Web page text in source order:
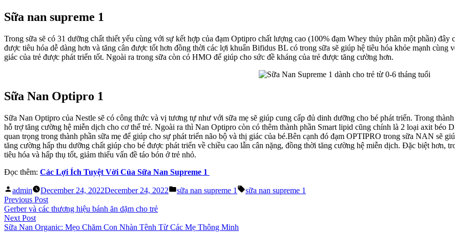
cho
trẻ
sơ
Sữa nan supreme 1
Trong sữa sẽ có 31 dưỡng chất thiết yếu cùng với sự kết hợp của đạm Optipro chất lượng cao (100% đạm Whey thủy phân một phần)
được tiêu hóa dễ dàng hơn và tăng cân được tốt hơn đồng thời các lợi khuẩn Bifidus BL có trong sữa sẽ giúp hệ tiêu hóa khỏe mạnh
giác của trẻ được phát triển tốt. Ngoài ra trong sữa còn có HMO để giúp cho sức đề kháng của trẻ được tăng cường hơn.
Sữa Nan Optipro 1
Sữa Nan Optipro của Nestle sẽ có công thức và vị tương tự như với sữa mẹ sẽ giúp cung cấp đủ dinh dưỡng cho bé phát triển. Trong
hỗ trợ tăng cường hệ miễn dịch cho cơ thể trẻ. Ngoài ra thì Nan Optipro còn có thêm thành phần Smart lipid cũng chính là 2 loại axit
quan trọng trong thành phần sữa mẹ để giúp cho sự phát triển não bộ và thị giác của bé.Bên cạnh đó đạm OPTIPRO trong sữa NAN sẽ
tăng cường hấp thu dưỡng chất giúp cho bé được phát triển về chiều cao lẫn cân nặng, đồng thời tăng cường hệ miễn dịch. Đặc biệt hơn,
tiêu hóa và hấp thụ tốt, giảm thiểu vấn đề táo bón ở trẻ nhỏ.
Đọc thêm: Các Lợi Ích Tuyệt Vời Của Sữa Nan Supreme 1
Posted
by
admin December 24, 2022December 24, 2022
Posted
sữa nan supreme 1 Tags:
sữa nan supreme 1
Post
navigation
Previous PostPrevious
post:
Gerber và các thương hiệu bánh ăn dặm cho trẻ
Next PostNext
post:
Sữa Nan Organic: Mẹo Chăm Con Nhàn Tênh Từ Các Mẹ Thông Minh